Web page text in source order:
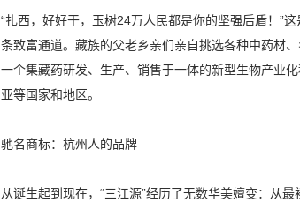
“扎西，好好干，玉树24万人民都是你的坚强后盾！”
条致富通道。藏族的父老乡亲们亲自挑选各种中药材
一个集藏药研发、生产、销售于一体的新型生物产业
亚等国家和地区。
驰名商标：杭州人的品牌
从诞生起到现在，“三江源”经历了无数华美嬗变：从